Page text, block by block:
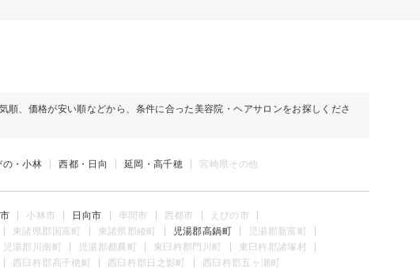
順、価格が安い順などから、条件に合った美容院・ヘアサロンをお探しくださ
の・小林 西都・日向 延岡・高千穂 宮崎県その他
小林市 日向市 串間市 西都市
えびの市
東諸県郡国富町 東諸県郡綾町 児湯郡高鍋町
児湯郡新富町
児湯郡川南町 児湯郡都農町 東臼杵郡門川町
東臼杵郡諸塚村
西臼杵郡高千穂町 西臼杵郡日之影町 西臼杵郡五ヶ瀬町